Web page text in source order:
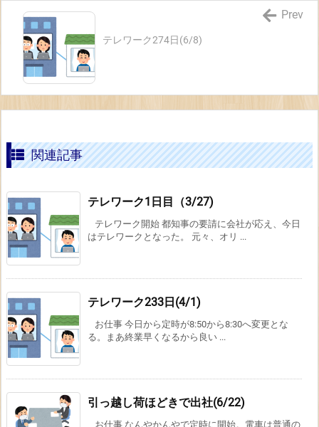
テレワーク274日(6/8)
Prev
関連記事
テレワーク1日目（3/27)
テレワーク開始 都知事の要請に会社が応え、今日
はテレワークとなった。 元々、オリ ...
テレワーク233日(4/1)
お仕事 今日から定時が8:50から8:30へ変更とな
る。まあ終業早くなるから良い ...
引っ越し荷ほどきで出社(6/22)
お仕事 なんやかんやで定時に開始。電車は普通の